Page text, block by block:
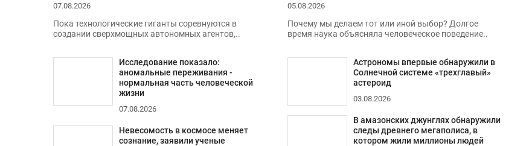
07.08.2026
Пока технологические гиганты соревнуются в
создании сверхмощных автономных агентов,..
Исследование показало:
аномальные переживания -
нормальная часть человеческой
жизни
07.08.2026
Невесомость в космосе меняет
сознание, заявили ученые
05.08.2026
Почему мы делаем тот или иной выбор? Долгое
время наука объясняла человеческое поведение..
Астрономы впервые обнаружили в
Солнечной системе «трехглавый»
астероид
03.08.2026
В амазонских джунглях обнаружили
следы древнего мегаполиса, в
котором жили миллионы людей